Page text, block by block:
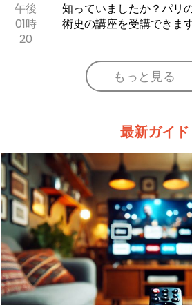
午後
01時
20
知っていましたか？パリ
術史の講座を受講できます
もっと見る
最新ガイド